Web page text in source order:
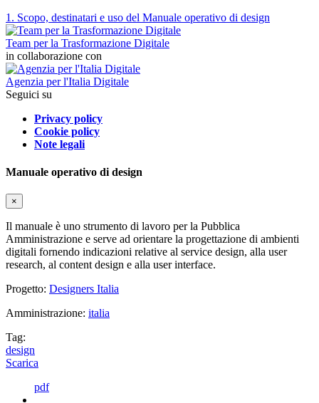
1. Scopo, destinatari e uso del Manuale operativo di design
Team per la Trasformazione Digitale
in collaborazione con
Agenzia per l'Italia Digitale
Seguici su
Privacy policy
Cookie policy
Note legali
Manuale operativo di design
×
Il manuale è uno strumento di lavoro per la Pubblica
Amministrazione e serve ad orientare la progettazione di ambienti
digitali fornendo indicazioni relative al service design, alla user
research, al content design e alla user interface.
Progetto: Designers Italia
Amministrazione: italia
Tag:
design
Scarica
pdf